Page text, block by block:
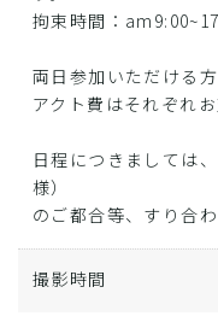
拘束時間：
両日参加いただける方
アクト費はそれぞれ
日程につきましては
様）
のご都合等、すり合
撮影時間